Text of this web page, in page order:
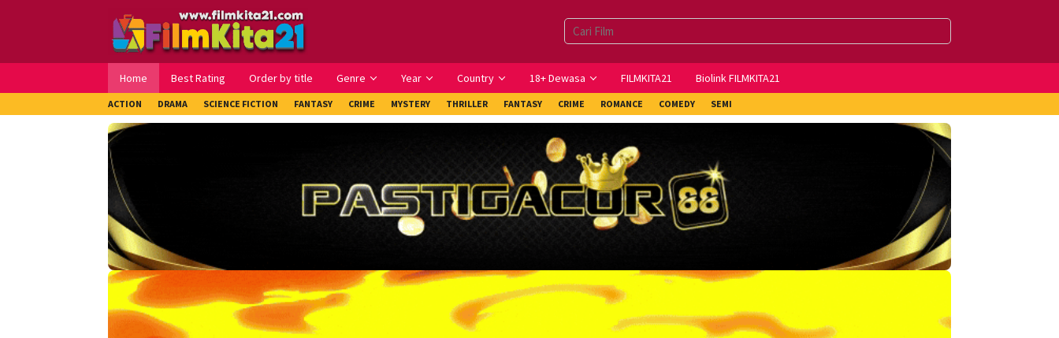
Home Best Rating Order by title Genre Year Country 18+ Dewasa FILMKITA21 Biolink FILMKITA21
ACTION DRAMA SCIENCE FICTION FANTASY CRIME MYSTERY THRILLER FANTASY CRIME ROMANCE COMEDY SEMI